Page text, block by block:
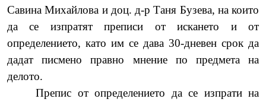
Савина Михайлова и доц. д-р Таня Бузева, на които
да се изпратят преписи от искането и от
определението, като им се дава 30-дневен срок да
дадат писмено правно мнение по предмета на
делото.
Препис от определението да се изпрати на